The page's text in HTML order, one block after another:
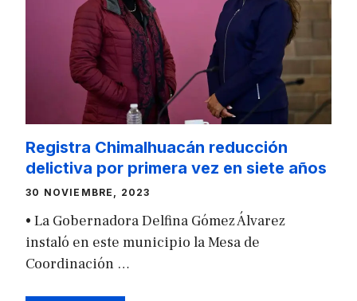
Registra Chimalhuacán reducción
delictiva por primera vez en siete años
30 NOVIEMBRE, 2023
• La Gobernadora Delfina Gómez Álvarez
instaló en este municipio la Mesa de
Coordinación …